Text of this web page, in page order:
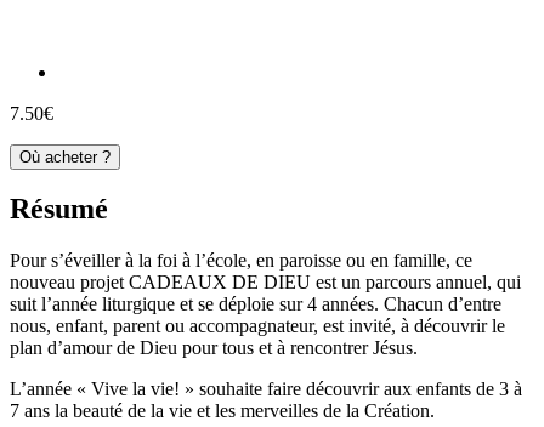
7.50€
Où acheter ?
Résumé
Pour s’éveiller à la foi à l’école, en paroisse ou en famille, ce
nouveau projet CADEAUX DE DIEU est un parcours annuel, qui
suit l’année liturgique et se déploie sur 4 années. Chacun d’entre
nous, enfant, parent ou accompagnateur, est invité, à découvrir le
plan d’amour de Dieu pour tous et à rencontrer Jésus.
L’année « Vive la vie! » souhaite faire découvrir aux enfants de 3 à
7 ans la beauté de la vie et les merveilles de la Création.